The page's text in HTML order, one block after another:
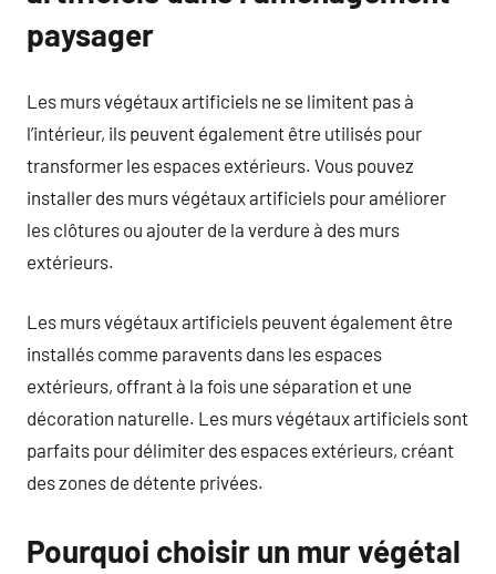
paysager
Les murs végétaux artificiels ne se limitent pas à
l’intérieur, ils peuvent également être utilisés pour
transformer les espaces extérieurs. Vous pouvez
installer des murs végétaux artificiels pour améliorer
les clôtures ou ajouter de la verdure à des murs
extérieurs.
Les murs végétaux artificiels peuvent également être
installés comme paravents dans les espaces
extérieurs, offrant à la fois une séparation et une
décoration naturelle. Les murs végétaux artificiels sont
parfaits pour délimiter des espaces extérieurs, créant
des zones de détente privées.
Pourquoi choisir un mur végétal